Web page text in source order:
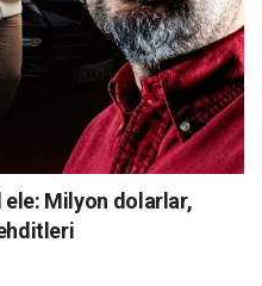
ele: Milyon dolarlar,